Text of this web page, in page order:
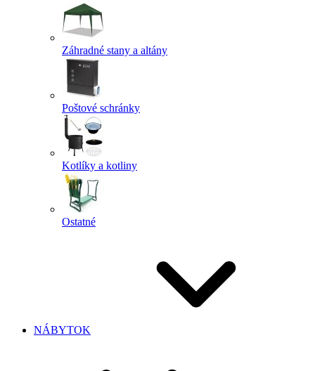
Záhradné stany a altány
Poštové schránky
Kotlíky a kotliny
Ostatné
NÁBYTOK